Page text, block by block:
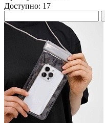
Доступно: 17